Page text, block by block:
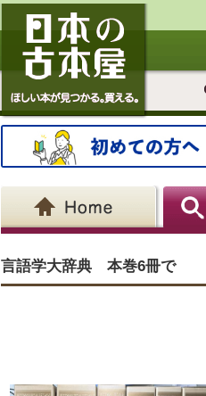
言語学大辞典 本巻6冊で